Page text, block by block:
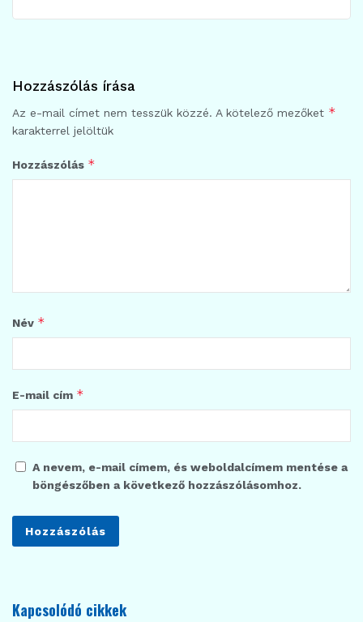
Hozzászólás írása
Az e-mail címet nem tesszük közzé. A kötelező mezőket *
karakterrel jelöltük
Hozzászólás *
Név *
E-mail cím *
A nevem, e-mail címem, és weboldalcímem mentése a
böngészőben a következő hozzászólásomhoz.
Kapcsolódó cikkek